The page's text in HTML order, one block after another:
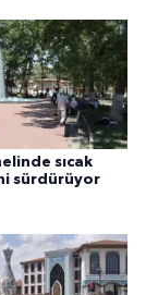
sıcak
sürdürüyor